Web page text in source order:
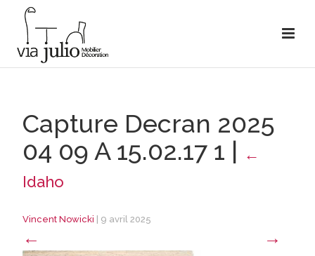
Capture Decran 2025
04 09 A 15.02.17 1 | ←
Idaho
Vincent Nowicki 9 avril 2025
← →